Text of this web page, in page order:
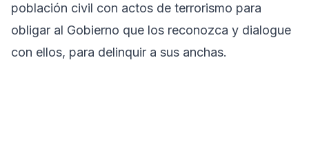
población civil con actos de terrorismo para
obligar al Gobierno que los reconozca y dialogue
con ellos, para delinquir a sus anchas.